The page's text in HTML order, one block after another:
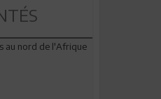
au nord de l'Afrique